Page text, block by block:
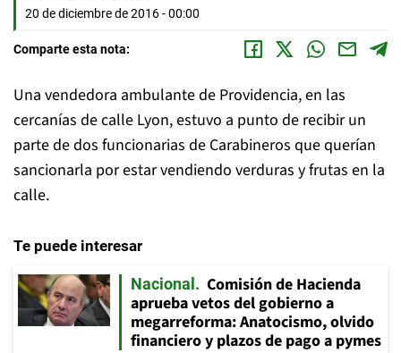
20 de diciembre de 2016 - 00:00
Comparte esta nota:
Una vendedora ambulante de Providencia, en las
cercanías de calle Lyon, estuvo a punto de recibir un
parte de dos funcionarias de Carabineros que querían
sancionarla por estar vendiendo verduras y frutas en la
calle.
Te puede interesar
Nacional
Comisión de Hacienda
aprueba vetos del gobierno a
megarreforma: Anatocismo, olvido
financiero y plazos de pago a pymes